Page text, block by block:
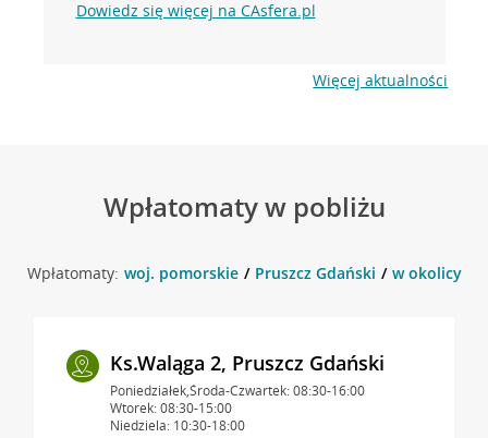
Dowiedz się więcej na CAsfera.pl
Więcej aktualności
Wpłatomaty w pobliżu
Wpłatomaty: woj. pomorskie Pruszcz Gdański w okolicy ul.
Ks.Waląga 2, Pruszcz Gdański
Poniedziałek,Środa-Czwartek: 08:30-16:00
Wtorek: 08:30-15:00
Niedziela: 10:30-18:00